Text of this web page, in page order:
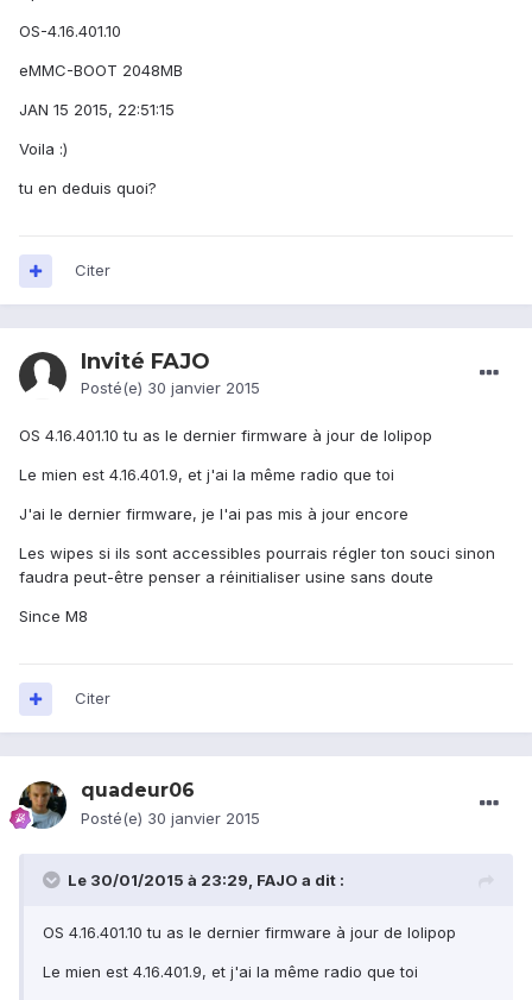
OS-4.16.401.10
eMMC-BOOT 2048MB
JAN 15 2015, 22:51:15
Voila :)
tu en deduis quoi?
Citer
Invité FAJO
Posté(e) 30 janvier 2015
OS 4.16.401.10 tu as le dernier firmware à jour de lolipop
Le mien est 4.16.401.9, et j'ai la même radio que toi
J'ai le dernier firmware, je l'ai pas mis à jour encore
Les wipes si ils sont accessibles pourrais régler ton souci sinon
faudra peut-être penser a réinitialiser usine sans doute
Since M8
Citer
quadeur06
Posté(e) 30 janvier 2015
Le 30/01/2015 à 23:29, FAJO a dit :
OS 4.16.401.10 tu as le dernier firmware à jour de lolipop
Le mien est 4.16.401.9, et j'ai la même radio que toi